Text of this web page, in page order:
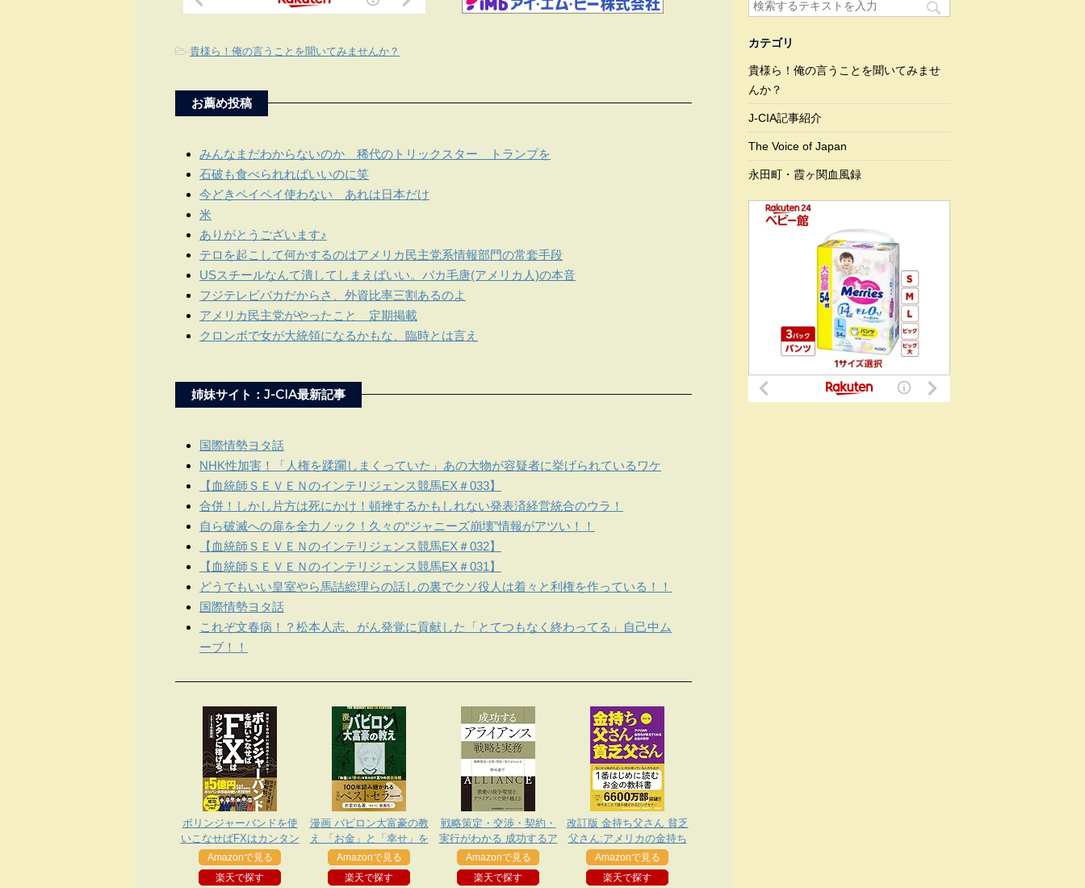
-貴様ら！俺の言うことを聞いてみませんか？
お薦め投稿
みんなまだわからないのか 稀代のトリックスター トランプを
石破も食べられればいいのに笑
今どきペイペイ使わない あれは日本だけ
米
ありがとうございます♪
テロを起こして何かするのはアメリカ民主党系情報部門の常套手段
USスチールなんて潰してしまえばいい。バカ毛唐(アメリカ人)の本音
フジテレビバカだからさ、外資比率三割あるのよ
アメリカ民主党がやったこと 定期掲載
クロンボで女が大統領になるかもな、臨時とは言え
姉妹サイト：J-CIA最新記事
国際情勢ヨタ話
NHK性加害！「人権を蹂躙しまくっていた」あの大物が容疑者に挙げられているワケ
【血統師ＳＥＶＥＮのインテリジェンス競馬EX＃033】
合併！しかし片方は死にかけ！頓挫するかもしれない発表済経営統合のウラ！
自ら破滅への扉を全力ノック！久々の“ジャニーズ崩壊”情報がアツい！！
【血統師ＳＥＶＥＮのインテリジェンス競馬EX＃032】
【血統師ＳＥＶＥＮのインテリジェンス競馬EX＃031】
どうでもいい皇室やら馬詰総理らの話しの裏でクソ役人は着々と利権を作っている！！
国際情勢ヨタ話
これぞ文春病！？松本人志、がん発覚に貢献した「とてつもなく終わってる」自己中ム
ーブ！！
ボリンジャーバンドを使
いこなせばFXはカンタン
に稼げる！2019年最新版
Amazonで見る
楽天で探す
漫画 バビロン大富豪の教
え 「お金」と「幸せ」を
生み出す五つの黄金法則
Amazonで見る
楽天で探す
戦略策定・交渉・契約・
実行がわかる 成功するア
ライアンス 戦略と実務
Amazonで見る
楽天で探す
改訂版 金持ち父さん 貧乏
父さん:アメリカの金持ち
が教えてくれるお金の哲
学
Amazonで見る
楽天で探す
カテゴリ
貴様ら！俺の言うことを聞いてみませ
んか？
J-CIA記事紹介
The Voice of Japan
永田町・霞ヶ関血風録